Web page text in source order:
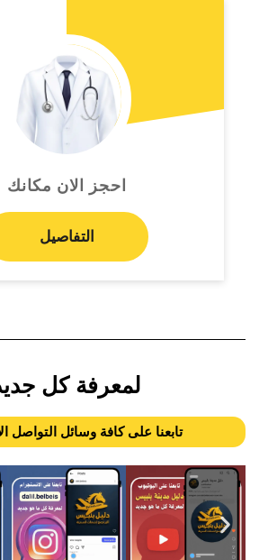
احجز الان مكانك
التفاصيل
لمعرفة كل
تابعنا على كافة وسائل التواصل